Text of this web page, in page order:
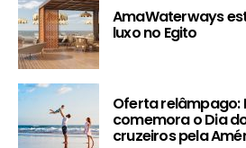
AmaWaterways
luxo no Egito
Oferta relâmpago:
comemora o Dia
cruzeiros pela